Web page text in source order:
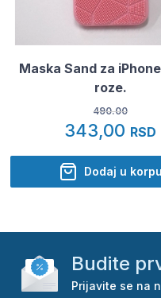
Maska Sand za
roze.
490.00
343,00 RSD
Dodaj u korpu
Budite
Prijavite se na